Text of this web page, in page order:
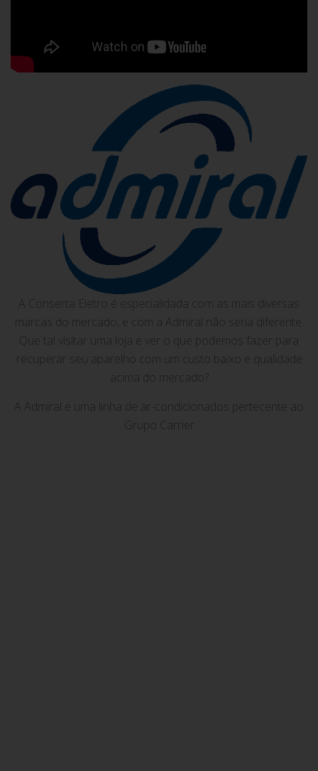
A Conserta Eletro é especialidada com as mais diversas
marcas do mercado, e com a Admiral não seria diferente.
Que tal visitar uma loja e ver o que podemos fazer para
recuperar seu aparelho com um custo baixo e qualidade
acima do mercado?
A Admiral é uma linha de ar-condicionados pertecente ao
Grupo Carrier